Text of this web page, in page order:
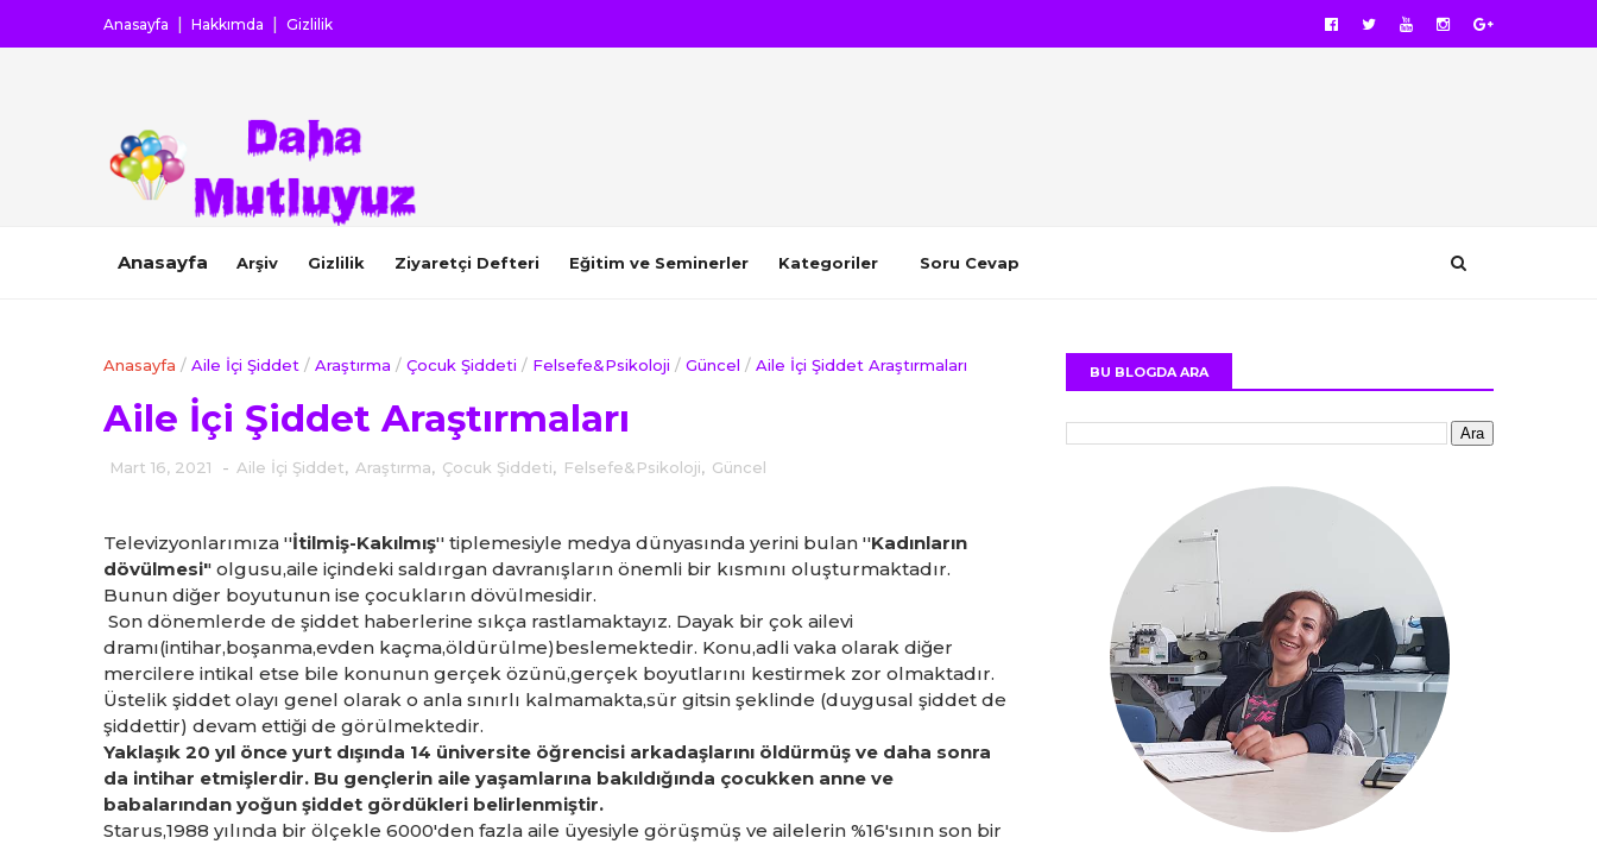
Anasayfa Hakkımda Gizlilik
Anasayfa Arşiv Gizlilik Ziyaretçi Defteri Eğitim ve Seminerler Kategoriler Soru Cevap
Anasayfa / Aile İçi Şiddet / Araştırma / Çocuk Şiddeti / Felsefe&Psikoloji / Güncel / Aile İçi Şiddet Araştırmaları
Aile İçi Şiddet Araştırmaları
Mart 16, 2021 - Aile İçi Şiddet, Araştırma, Çocuk Şiddeti, Felsefe&Psikoloji, Güncel
Televizyonlarımıza ''İtilmiş-Kakılmış'' tiplemesiyle medya dünyasında yerini bulan ''Kadınların
dövülmesi'' olgusu,aile içindeki saldırgan davranışların önemli bir kısmını oluşturmaktadır.
Bunun diğer boyutunun ise çocukların dövülmesidir.
Son dönemlerde de şiddet haberlerine sıkça rastlamaktayız. Dayak bir çok ailevi
dramı(intihar,boşanma,evden kaçma,öldürülme)beslemektedir. Konu,adli vaka olarak diğer
mercilere intikal etse bile konunun gerçek özünü,gerçek boyutlarını kestirmek zor olmaktadır.
Üstelik şiddet olayı genel olarak o anla sınırlı kalmamakta,sür gitsin şeklinde (duygusal şiddet de
şiddettir) devam ettiği de görülmektedir.
Yaklaşık 20 yıl önce yurt dışında 14 üniversite öğrencisi arkadaşlarını öldürmüş ve daha sonra
da intihar etmişlerdir. Bu gençlerin aile yaşamlarına bakıldığında çocukken anne ve
babalarından yoğun şiddet gördükleri belirlenmiştir.
Starus,1988 yılında bir ölçekle 6000'den fazla aile üyesiyle görüşmüş ve ailelerin %16'sının son bir
BU BLOGDA ARA